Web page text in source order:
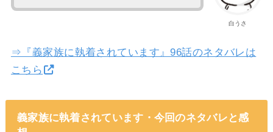
白うさ
⇒『義家族に執着されています』96話のネタバレは
こちら
義家族に執着されています・今回のネタバレと感